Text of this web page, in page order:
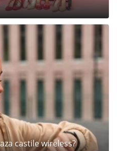
castile wireless?